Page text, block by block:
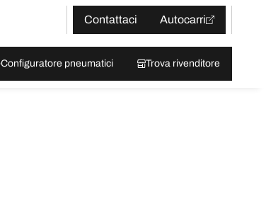
Contattaci
Autocarri
Configuratore pneumatici Trova rivenditore